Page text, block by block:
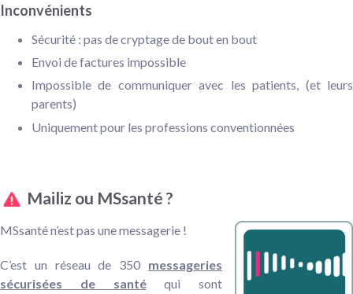
Inconvénients
Sécurité : pas de cryptage de bout en bout
Envoi de factures impossible
Impossible de communiquer avec les patients, (et leurs
parents)
Uniquement pour les professions conventionnées
Mailiz ou MSsanté ?
MSsanté n’est pas une messagerie !
C’est un réseau de 350 messageries
sécurisées de santéqui sont